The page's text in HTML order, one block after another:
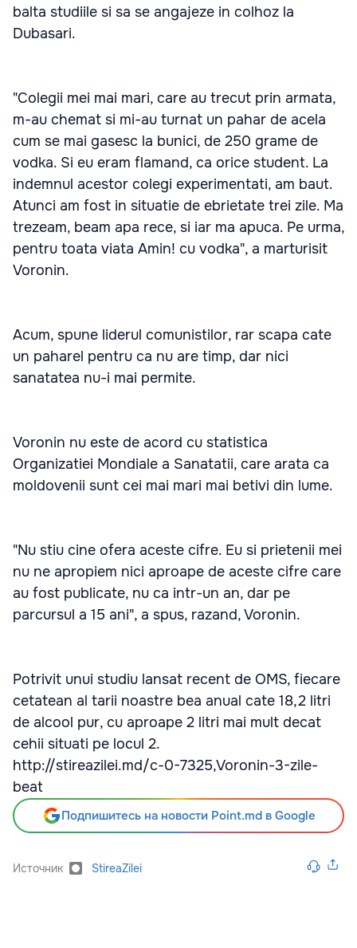
balta studiile si sa se angajeze in colhoz la
Dubasari.
"Colegii mei mai mari, care au trecut prin armata,
m-au chemat si mi-au turnat un pahar de acela
cum se mai gasesc la bunici, de 250 grame de
vodka. Si eu eram flamand, ca orice student. La
indemnul acestor colegi experimentati, am baut.
Atunci am fost in situatie de ebrietate trei zile. Ma
trezeam, beam apa rece, si iar ma apuca. Pe urma,
pentru toata viata Amin! cu vodka", a marturisit
Voronin.
Acum, spune liderul comunistilor, rar scapa cate
un paharel pentru ca nu are timp, dar nici
sanatatea nu-i mai permite.
Voronin nu este de acord cu statistica
Organizatiei Mondiale a Sanatatii, care arata ca
moldovenii sunt cei mai mari mai betivi din lume.
"Nu stiu cine ofera aceste cifre. Eu si prietenii mei
nu ne apropiem nici aproape de aceste cifre care
au fost publicate, nu ca intr-un an, dar pe
parcursul a 15 ani", a spus, razand, Voronin.
Potrivit unui studiu lansat recent de OMS, fiecare
cetatean al tarii noastre bea anual cate 18,2 litri
de alcool pur, cu aproape 2 litri mai mult decat
cehii situati pe locul 2.
http://stireazilei.md/c-0-7325,Voronin-3-zile-
beat
Подпишитесь на новости Point.md в Google
Источник StireaZilei